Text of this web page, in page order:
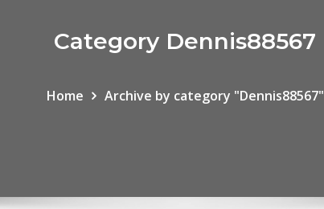
Category Dennis88567
Home Archive by category "Dennis88567"